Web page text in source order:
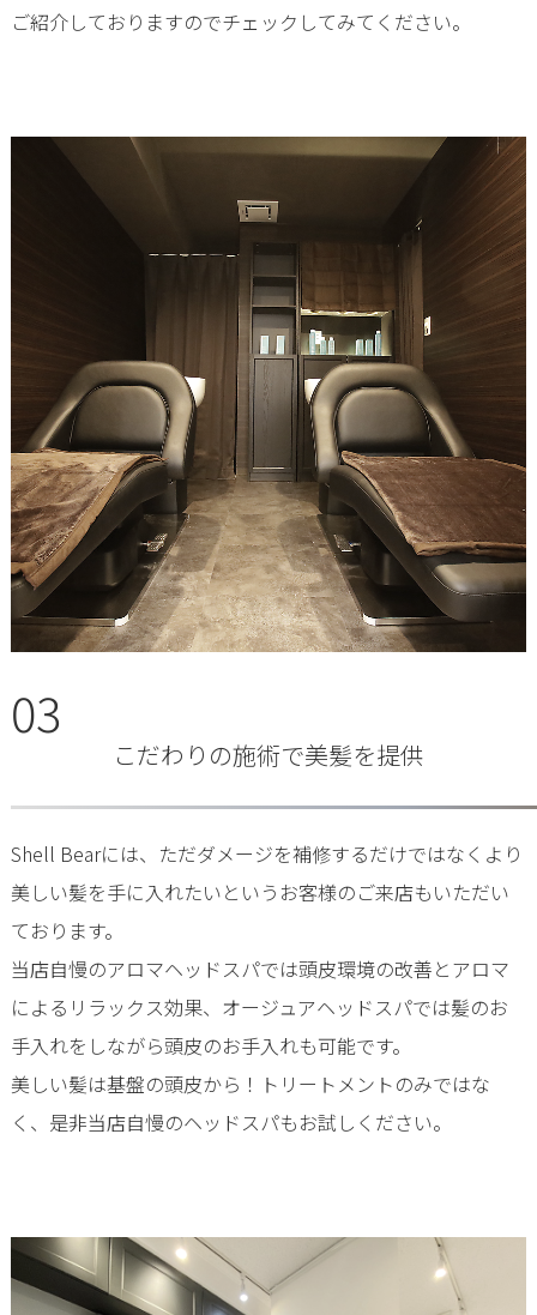
ご紹介しておりますのでチェックしてみてください。
03
こだわりの施術で美髪を提供
Shell Bearには、ただダメージを補修するだけではなくより
美しい髪を手に入れたいというお客様のご来店もいただい
ております。
当店自慢のアロマヘッドスパでは頭皮環境の改善とアロマ
によるリラックス効果、オージュアヘッドスパでは髪のお
手入れをしながら頭皮のお手入れも可能です。
美しい髪は基盤の頭皮から！トリートメントのみではな
く、是非当店自慢のヘッドスパもお試しください。